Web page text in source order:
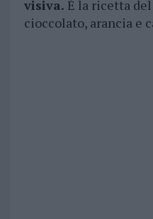
visiva. È la ricetta
cioccolato, arancia e